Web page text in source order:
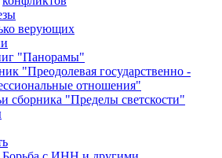
верующих
"Панорамы"
"Преодолевая государственно -
отношения"
сборника "Пределы светскости"